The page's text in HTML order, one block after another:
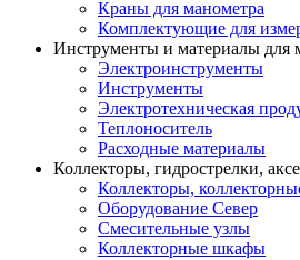
Краны для манометра
Комплектующие для
Инструменты и материалы для
Электроинструменты
Инструменты
Электротехническая
Теплоноситель
Расходные материалы
Коллекторы, гидрострелки,
Коллекторы,
Оборудование Север
Смесительные узлы
Коллекторные шкафы